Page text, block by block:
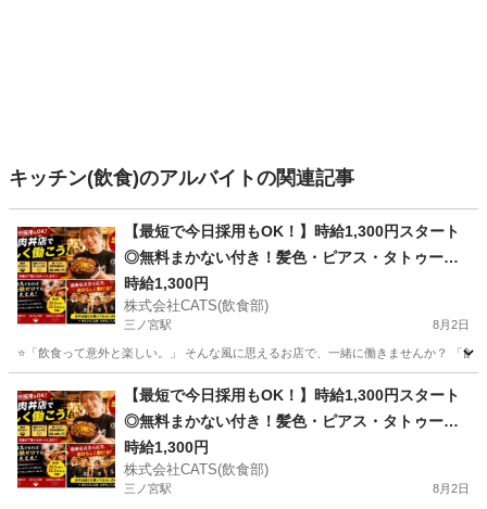
キッチン(飲食)のアルバイトの関連記事
【最短で今日採用もOK！】時給1,300円スタート
◎無料まかない付き！髪色・ピアス・タトゥー自
由★人気肉丼店スタッフ募集！
時給1,300円
株式会社CATS(飲食部)
三ノ宮駅 8月2日
⭐「飲食って意外と楽しい。」 そんな風に思えるお店で、一緒に働きませんか？ 「
三ノ宮駅 キッチン スタッフ
【最短で今日採用もOK！】時給1,300円スタート
◎無料まかない付き！髪色・ピアス・タトゥー自
由★人気肉丼店スタッフ募集！(南あわじ市)
時給1,300円
株式会社CATS(飲食部)
三ノ宮駅 8月2日